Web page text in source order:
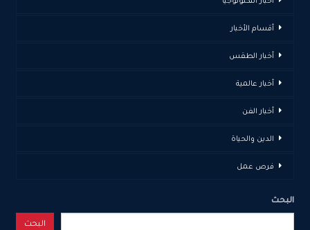
أقسام الأخبار
أخبار الطقس
أخبار عالمية
أخبار الفن
الدين والحياة
فرص عمل
البحث
البحث